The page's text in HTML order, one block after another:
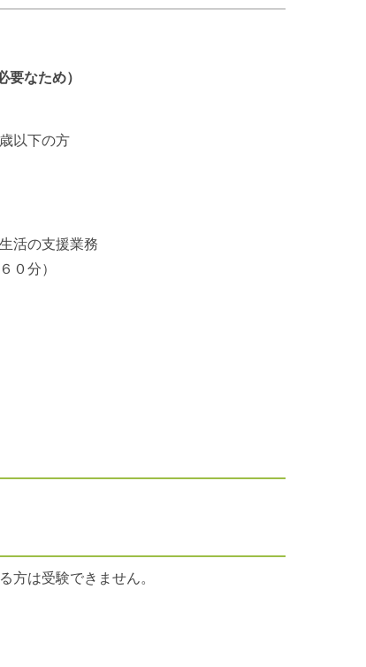
なため）
以下の方
活の支援業務
０分）
方は受験できません。